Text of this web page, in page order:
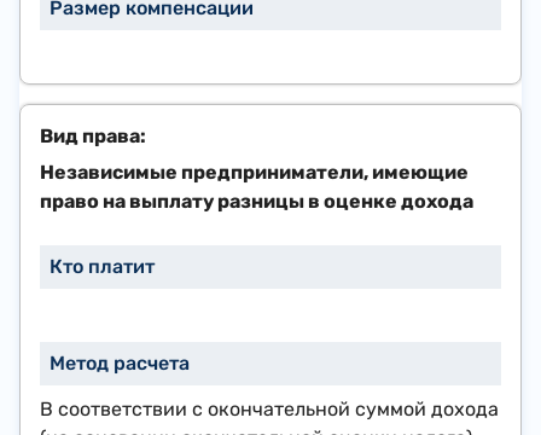
​Независимые предприниматели, имеющие
право на выплату разницы в оценке дохода
В соответствии с окончательной суммой дохода